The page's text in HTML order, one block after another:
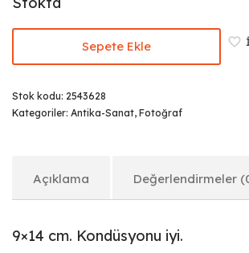
₺119,00.
fiyat:
₺99,99.
Sepete Ekle
Stok kodu: 2543628
Kategoriler: Antika-Sanat, Fotoğraf
Açıklama Değerlendirmeler
9×14 cm. Kondüsyonu iyi.